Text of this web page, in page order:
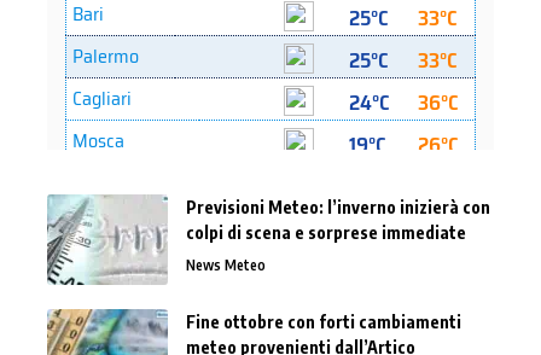
Previsioni Meteo: l’inverno inizierà con
colpi di scena e sorprese immediate
News Meteo
Fine ottobre con forti cambiamenti
meteo provenienti dall’Artico